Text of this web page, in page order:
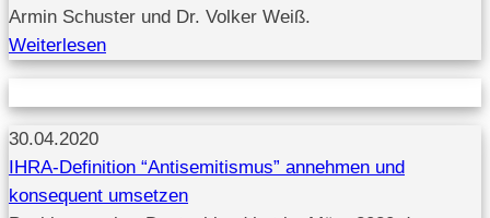
Armin Schuster und Dr. Volker Weiß.
Weiterlesen
30.04.2020
IHRA-Definition “Antisemitismus” annehmen und
konsequent umsetzen